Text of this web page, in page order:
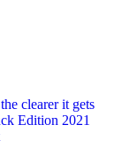
clearer it gets
Edition 2021